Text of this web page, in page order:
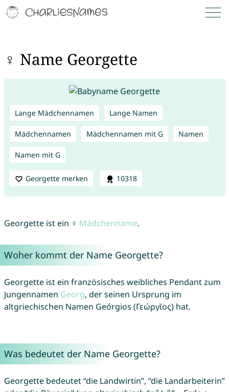
♀ Name Georgette
Lange Mädchennamen Lange Namen
Mädchennamen Mädchennamen mit G Namen
Namen mit G
Georgette merken 10318
Georgette ist ein ♀ Mädchenname.
Woher kommt der Name Georgette?
Georgette ist ein französisches weibliches Pendant zum
Jungennamen Georg, der seinen Ursprung im
altgriechischen Namen Geórgios (Γεώργῐος) hat.
Was bedeutet der Name Georgette?
Georgette bedeutet “die Landwirtin”, “die Landarbeiterin”